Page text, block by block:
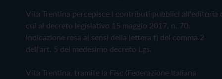
Vita Trentina percepisce i contributi pubblici all'editoria
cui al decreto legislativo 15 maggio 2017, n. 70.
Indicazione resa ai sensi della lettera f) del comma 2
dell'art. 5 del medesimo decreto Lgs.
Vita Trentina, tramite la Fisc (Federazione Italiana